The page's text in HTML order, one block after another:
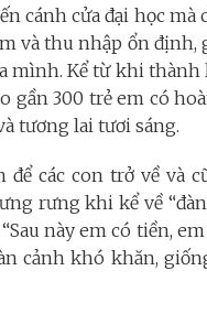
cánh cửa đại học
và thu nhập ổn
mình. Kể từ khi thành
gần 300 trẻ em có
tương lai tươi sáng.
để các con trở về và
rưng khi kể về
này em có tiền,
cảnh khó khăn,